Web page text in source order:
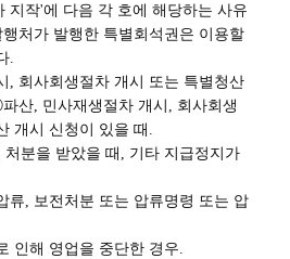
지작'에 다음 각 호에 해당하는 사유
처가 발행한 특별회석권은 이용할
.
, 회사회생절차 개시 또는 특별청산
산, 민사재생절차 개시, 회사회생
개시 신청이 있을 때.
분을 받았을 때, 기타 지급정지가
류, 보전처분 또는 압류명령 또는 압
인해 영업을 중단한 경우.